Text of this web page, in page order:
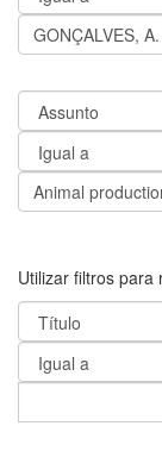
Utilizar filtros para